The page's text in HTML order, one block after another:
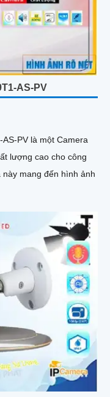
AS-PV
PV là một Camera
lượng cao cho công